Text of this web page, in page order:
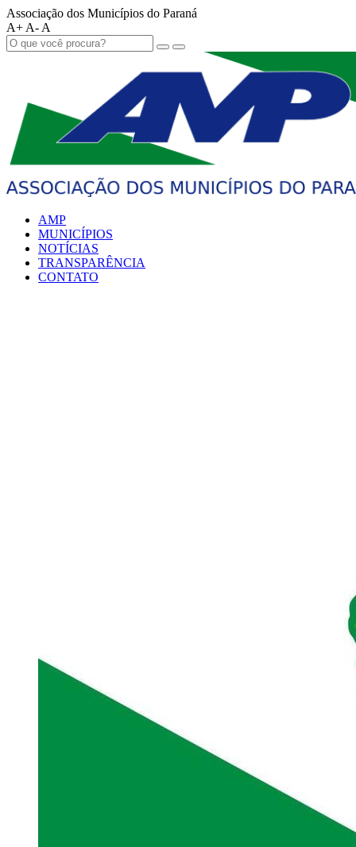
Associação dos Municípios do Paraná
A+ A- A
AMP
MUNICÍPIOS
NOTÍCIAS
TRANSPARÊNCIA
CONTATO